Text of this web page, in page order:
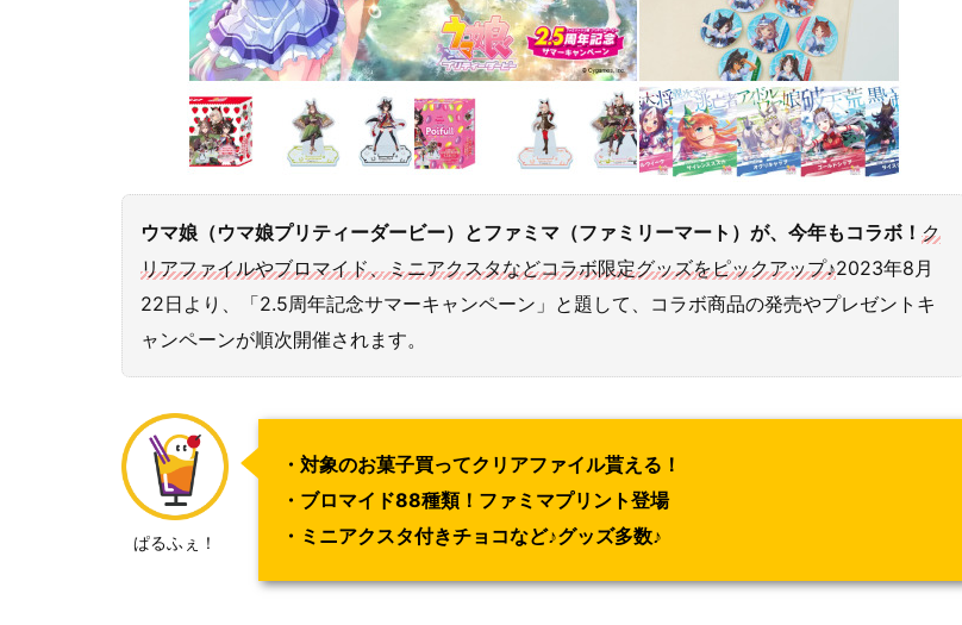
ウマ娘（ウマ娘プリティーダービー）とファミマ（ファミリーマート）が、今年もコラボ！ ク
リアファイルやブロマイド、ミニアクスタなどコラボ限定グッズをピックアップ♪2023年8月
22日より、「2.5周年記念サマーキャンペーン」と題して、コラボ商品の発売やプレゼントキ
ャンペーンが順次開催されます。
ぱるふぇ！
・対象のお菓子買ってクリアファイル貰える！
・ブロマイド88種類！ファミマプリント登場
・ミニアクスタ付きチョコなど♪グッズ多数♪